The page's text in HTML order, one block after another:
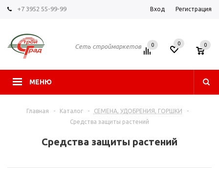
+7 3952 55-99-99 Вход Регистрация
Сеть строймаркетов
МЕНЮ
0 0 0
Главная - Каталог - СЕМЕНА, УДОБРЕНИЯ, ГОРШКИ
-
Средства защиты растений
Средства защиты растений